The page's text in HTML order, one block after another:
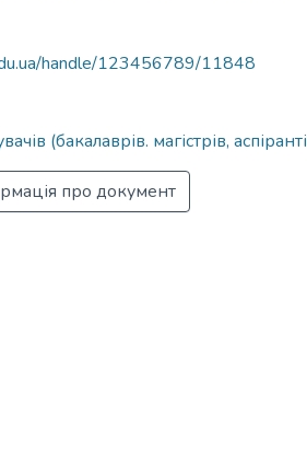
handle/123456789/11848
(бакалаврів. магістрів,
про документ